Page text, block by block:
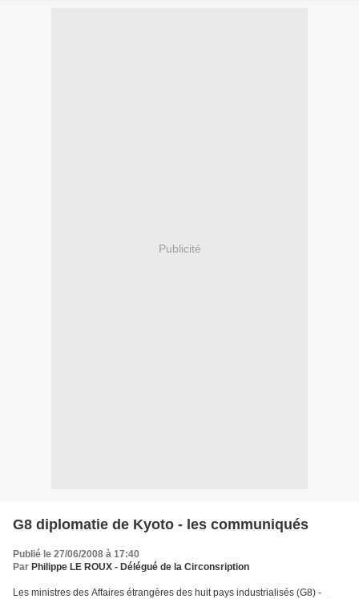
Publicité
G8 diplomatie de Kyoto - les communiqués
Publié le 27/06/2008 à 17:40
Par Philippe LE ROUX - Délégué de la Circonsription
Les ministres des Affaires étrangères des huit pays industrialisés (G8) -